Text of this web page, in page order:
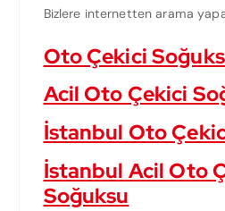
Bizlere internetten arama
Oto Çekici
Acil Oto Çekici
İstanbul Oto
İstanbul Acil Oto
Soğuksu